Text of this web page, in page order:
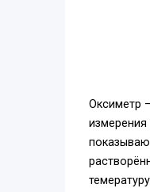
Оксиметр
измерения